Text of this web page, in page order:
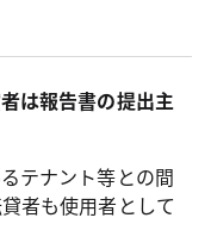
は報告書の提出主
テナント等との間
者も使用者として